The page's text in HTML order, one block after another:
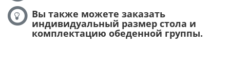
Вы также можете заказать
индивидуальный размер стола и
комплектацию обеденной группы.